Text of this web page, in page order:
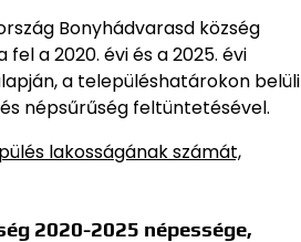
Bonyhádvarasd község
a 2020. évi és a 2025. évi
a településhatárokon belüli
népsűrűség feltüntetésével.
lakosságának számát,
2020-2025 népessége,